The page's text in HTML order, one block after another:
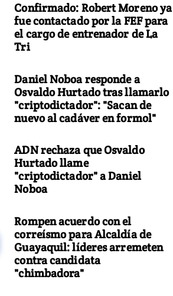
Confirmado: Robert Moreno ya
fue contactado por la FEF para
el cargo de entrenador de La
Tri
Daniel Noboa responde a
Osvaldo Hurtado tras llamarlo
"criptodictador": "Sacan de
nuevo al cadáver en formol"
ADN rechaza que Osvaldo
Hurtado llame
"criptodictador" a Daniel
Noboa
Rompen acuerdo con el
correísmo para Alcaldía de
Guayaquil: líderes arremeten
contra candidata
"chimbadora"